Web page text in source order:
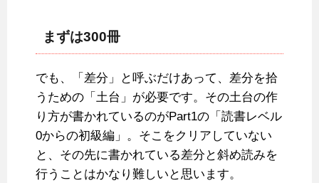
まずは300冊
でも、「差分」と呼ぶだけあって、差分を拾
うための「土台」が必要です。その土台の作
り方が書かれているのがPart1の「読書レベル
0からの初級編」。そこをクリアしていない
と、その先に書かれている差分と斜め読みを
行うことはかなり難しいと思います。